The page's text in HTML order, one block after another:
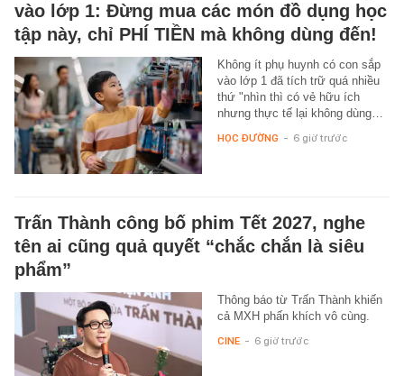
vào lớp 1: Đừng mua các món đồ dụng học
tập này, chỉ PHÍ TIỀN mà không dùng đến!
Không ít phụ huynh có con sắp
vào lớp 1 đã tích trữ quá nhiều
thứ "nhìn thì có vẻ hữu ích
nhưng thực tế lại không dùng…
HỌC ĐƯỜNG - 6 giờ trước
Trấn Thành công bố phim Tết 2027, nghe
tên ai cũng quả quyết “chắc chắn là siêu
phẩm”
Thông báo từ Trấn Thành khiến
cả MXH phấn khích vô cùng.
CINE - 6 giờ trước